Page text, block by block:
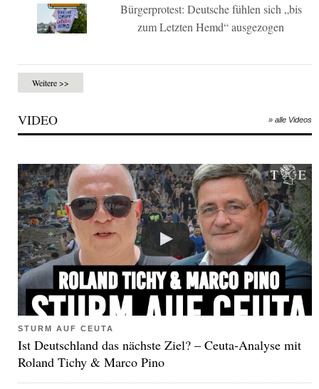
Bürgerprotest: Deutsche fühlen sich „bis
zum Letzten Hemd“ ausgezogen
Weitere >>
VIDEO » alle Videos
STURM AUF CEUTA
Ist Deutschland das nächste Ziel? – Ceuta-Analyse mit
Roland Tichy & Marco Pino